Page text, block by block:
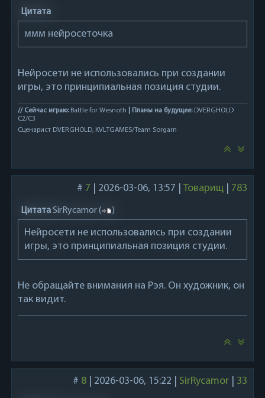
Цитата
ммм нейросеточка
Нейросети не использовались при создании
игры, это принципиальная позиция студии.
// Сейчас играю:Battle for Wesnoth | Планы на будущее:DVERGHOLD
C2/C3
Сценарист DVERGHOLD, KVLTGAMES/Team Sorgarn
# 7 2026-03-06, 13:57 Товарищ| 783
ЦитатаSirRycamor( )
Нейросети не использовались при создании
игры, это принципиальная позиция студии.
Не обращайте внимания на Рэя. Он художник, он
так видит.
# 8| 2026-03-06, 15:22 SirRycamor| 33